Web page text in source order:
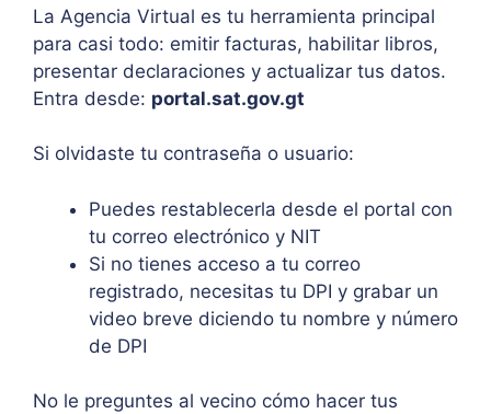
La Agencia Virtual es tu herramienta principal
para casi todo: emitir facturas, habilitar libros,
presentar declaraciones y actualizar tus datos.
Entra desde: portal.sat.gov.gt
Si olvidaste tu contraseña o usuario:
Puedes restablecerla desde el portal con
tu correo electrónico y NIT
Si no tienes acceso a tu correo
registrado, necesitas tu DPI y grabar un
video breve diciendo tu nombre y número
de DPI
No le preguntes al vecino cómo hacer tus